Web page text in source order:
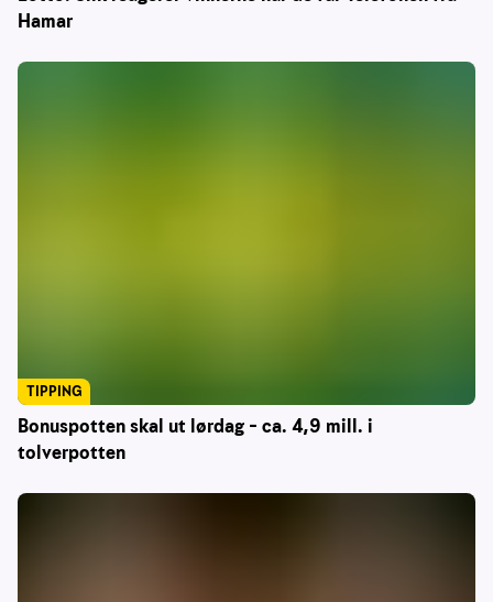
Hamar
Bonuspotten skal ut lørdag – ca. 4,9 mill. i
tolverpotten
TIPPING